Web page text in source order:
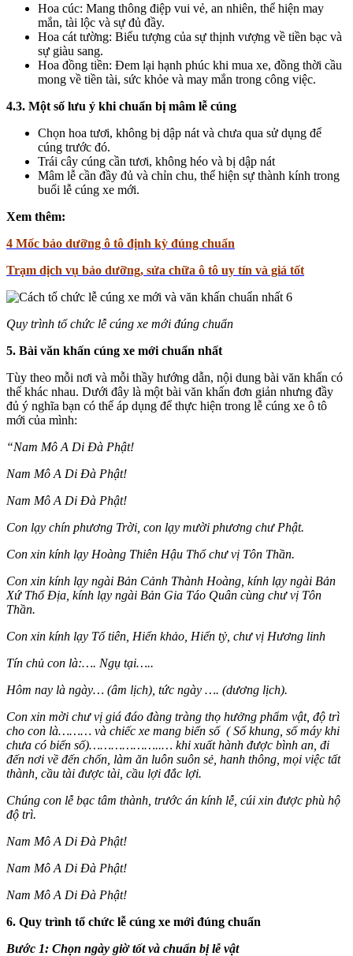
Hoa cúc: Mang thông điệp vui vẻ, an nhiên, thể hiện may
mắn, tài lộc và sự đủ đầy.
Hoa cát tường: Biểu tượng của sự thịnh vượng về tiền bạc và
sự giàu sang.
Hoa đồng tiền: Đem lại hạnh phúc khi mua xe, đồng thời cầu
mong về tiền tài, sức khỏe và may mắn trong công việc.
4.3. Một số lưu ý khi chuẩn bị mâm lễ cúng
Chọn hoa tươi, không bị dập nát và chưa qua sử dụng để
cúng trước đó.
Trái cây cúng cần tươi, không héo và bị dập nát
Mâm lễ cần đầy đủ và chỉn chu, thể hiện sự thành kính trong
buổi lễ cúng xe mới.
Xem thêm:
4 Mốc bảo dưỡng ô tô định kỳ đúng chuẩn
Trạm dịch vụ bảo dưỡng, sửa chữa ô tô uy tín và giá tốt
Quy trình tổ chức lễ cúng xe mới đúng chuẩn
5. Bài văn khấn cúng xe mới chuẩn nhất
Tùy theo mỗi nơi và mỗi thầy hướng dẫn, nội dung bài văn khấn có
thể khác nhau. Dưới đây là một bài văn khấn đơn giản nhưng đầy
đủ ý nghĩa bạn có thể áp dụng để thực hiện trong lễ cúng xe ô tô
mới của mình:
“Nam Mô A Di Đà Phật!
Nam Mô A Di Đà Phật!
Nam Mô A Di Đà Phật!
Con lạy chín phương Trời, con lạy mười phương chư Phật.
Con xin kính lạy Hoàng Thiên Hậu Thổ chư vị Tôn Thần.
Con xin kính lạy ngài Bản Cảnh Thành Hoàng, kính lạy ngài Bản
Xứ Thổ Địa, kính lạy ngài Bản Gia Táo Quân cùng chư vị Tôn
Thần.
Con xin kính lạy Tổ tiên, Hiển khảo, Hiển tỷ, chư vị Hương linh
Tín chủ con là:…. Ngụ tại…..
Hôm nay là ngày… (âm lịch), tức ngày …. (dương lịch).
Con xin mời chư vị giá đáo đàng tràng thọ hưởng phẩm vật, độ trì
cho con là……… và chiếc xe mang biển số ( Số khung, số máy khi
chưa có biển số)………………..… khi xuất hành được bình an, đi
đến nơi về đến chốn, làm ăn luôn suôn sẻ, hanh thông, mọi việc tất
thành, cầu tài được tài, cầu lợi đắc lợi.
Chúng con lễ bạc tâm thành, trước án kính lễ, cúi xin được phù hộ
độ trì.
Nam Mô A Di Đà Phật!
Nam Mô A Di Đà Phật!
Nam Mô A Di Đà Phật!
6. Quy trình tổ chức lễ cúng xe mới đúng chuẩn
Bước 1: Chọn ngày giờ tốt và chuẩn bị lễ vật